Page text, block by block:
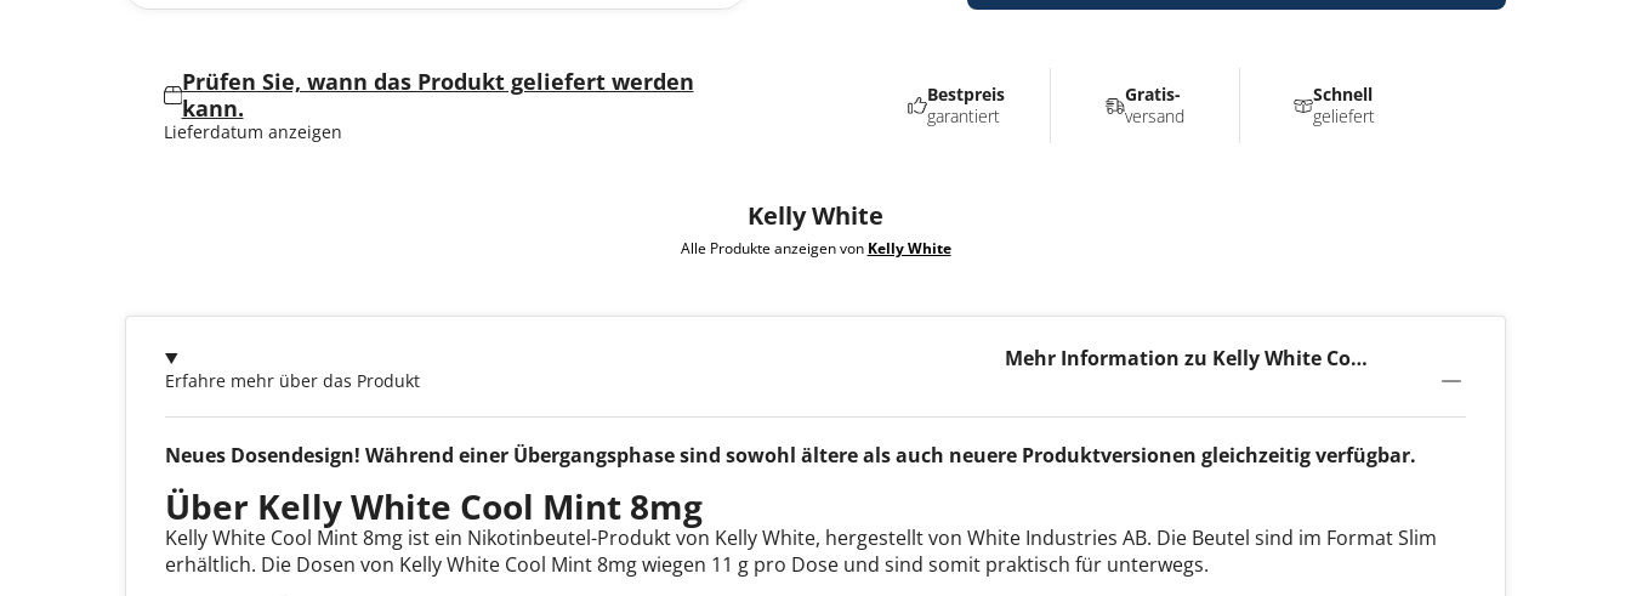
Prüfen Sie, wann das Produkt geliefert werden
kann.
Lieferdatum anzeigen
Mehr Information zu Kelly White Cool
Erfahre mehr über das Produkt
Neues Dosendesign! Während einer Übergangsphase sind sowohl ältere als auch neuere Produktversionen gleichzeitig verfügbar.
Über Kelly White Cool Mint 8mg
Kelly White Cool Mint 8mg ist ein Nikotinbeutel-Produkt von Kelly White, hergestellt von White Industries AB. Die Beutel sind im Format Slim
erhältlich. Die Dosen von Kelly White Cool Mint 8mg wiegen 11 g pro Dose und sind somit praktisch für unterwegs.
Kelly White
Alle Produkte anzeigen von Kelly White
Bestpreis
garantiert
Gratis-
versand
Schnell
geliefert